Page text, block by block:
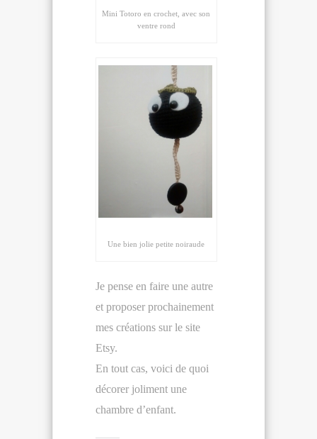
Mini Totoro en crochet, avec son
ventre rond
Une bien jolie petite noiraude
Je pense en faire une autre
et proposer prochainement
mes créations sur le site
Etsy.
En tout cas, voici de quoi
décorer joliment une
chambre d’enfant.